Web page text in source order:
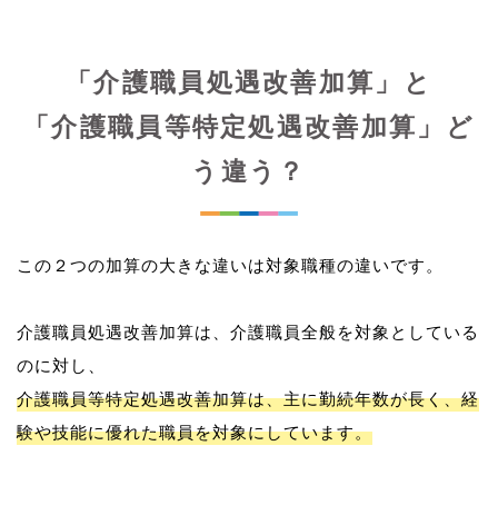
「介護職員処遇改善加算」と
「介護職員等特定処遇改善加算」ど
う違う？
この２つの加算の大きな違いは対象職種の違いです。
介護職員処遇改善加算は、介護職員全般を対象としている
介護職員等特定処遇改善加算は、主に勤続年数が長く、経
験や技能に優れた職員を対象にしています。